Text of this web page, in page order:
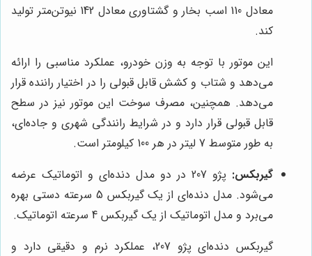
معادل 110 اسب بخار و گشتاوری معادل 142 نیوتن‌متر تولید
کند.
این موتور با توجه به وزن خودرو، عملکرد مناسبی را ارائه
می‌دهد و شتاب و کشش قابل قبولی را در اختیار راننده قرار
می‌دهد. همچنین، مصرف سوخت این موتور نیز در سطح
قابل قبولی قرار دارد و در شرایط رانندگی شهری و جاده‌ای،
به طور متوسط 7 لیتر در هر 100 کیلومتر است.
گیربکس:
پژو 207 در دو مدل دنده‌ای و اتوماتیک عرضه
می‌شود. مدل دنده‌ای از یک گیربکس 5 سرعته دستی بهره
می‌برد و مدل اتوماتیک از یک گیربکس 4 سرعته اتوماتیک.
گیربکس دنده‌ای پژو 207، عملکرد نرم و دقیقی دارد و